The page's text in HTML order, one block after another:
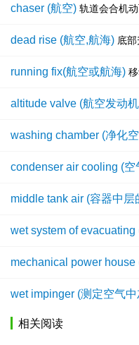
chaser (航空) 轨道会合机
dead rise (航空,航海) 底
running fix(航空或航海)
altitude valve (航空发动
washing chamber (净化
condenser air cooling (空
middle tank air (容器中层
wet system of
mechanical power house
wet impinger (测定空气
相关阅读